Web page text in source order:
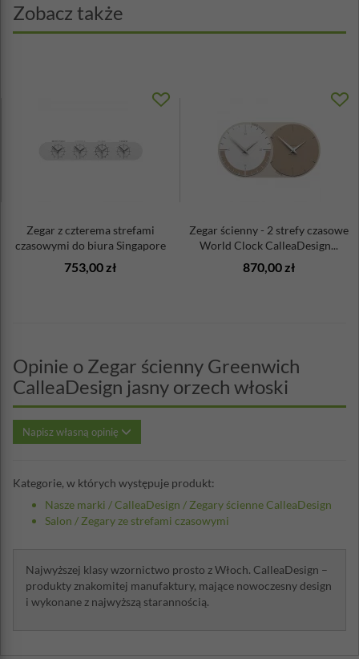
Zobacz także
Zegar z czterema strefami
czasowymi do biura Singapore
Ca...
753,00 zł
Zegar ścienny - 2 strefy czasowe
World Clock CalleaDesign...
870,00 zł
Opinie o Zegar ścienny Greenwich
CalleaDesign jasny orzech włoski
Napisz własną opinię
Kategorie, w których występuje produkt:
Nasze marki /CalleaDesign / Zegary ścienne CalleaDesign
Salon / Zegary ze strefami czasowymi
Najwyższej klasy wzornictwo prosto z Włoch. CalleaDesign –
produkty znakomitej manufaktury, mające nowoczesny design
i wykonane z najwyższą starannością.